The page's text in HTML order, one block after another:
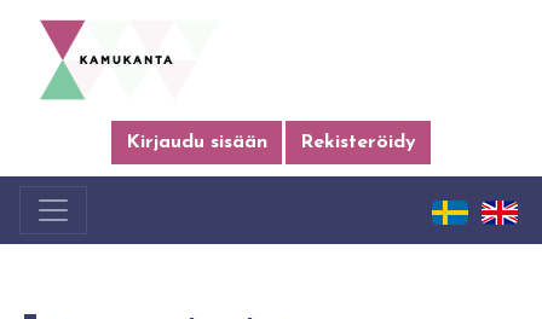
Kirjaudu sisään Rekisteröidy